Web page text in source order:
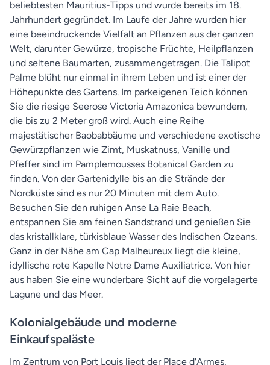
beliebtesten Mauritius-Tipps und wurde bereits im 18.
Jahrhundert gegründet. Im Laufe der Jahre wurden hier
eine beeindruckende Vielfalt an Pflanzen aus der ganzen
Welt, darunter Gewürze, tropische Früchte, Heilpflanzen
und seltene Baumarten, zusammengetragen. Die Talipot
Palme blüht nur einmal in ihrem Leben und ist einer der
Höhepunkte des Gartens. Im parkeigenen Teich können
Sie die riesige Seerose Victoria Amazonica bewundern,
die bis zu 2 Meter groß wird. Auch eine Reihe
majestätischer Baobabbäume und verschiedene exotische
Gewürzpflanzen wie Zimt, Muskatnuss, Vanille und
Pfeffer sind im Pamplemousses Botanical Garden zu
finden. Von der Gartenidylle bis an die Strände der
Nordküste sind es nur 20 Minuten mit dem Auto.
Besuchen Sie den ruhigen Anse La Raie Beach,
entspannen Sie am feinen Sandstrand und genießen Sie
das kristallklare, türkisblaue Wasser des Indischen Ozeans.
Ganz in der Nähe am Cap Malheureux liegt die kleine,
idyllische rote Kapelle Notre Dame Auxiliatrice. Von hier
aus haben Sie eine wunderbare Sicht auf die vorgelagerte
Lagune und das Meer.
Kolonialgebäude und moderne
Einkaufspaläste
Im Zentrum von Port Louis liegt der Place d'Armes,